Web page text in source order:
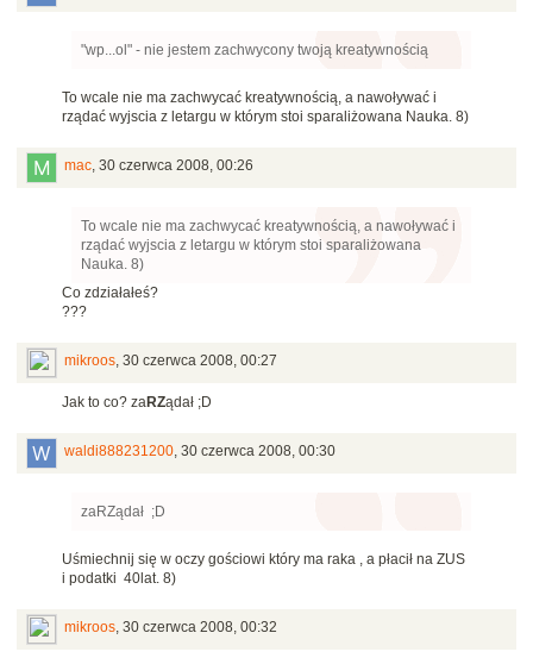
"wp...ol" - nie jestem zachwycony twoją kreatywnością
To wcale nie ma zachwycać kreatywnością, a nawoływać i
rządać wyjscia z letargu w którym stoi sparaliżowana Nauka. 8)
mac, 30 czerwca 2008, 00:26
To wcale nie ma zachwycać kreatywnością, a nawoływać i
rządać wyjscia z letargu w którym stoi sparaliżowana
Nauka. 8)
Co zdziałałeś?
???
mikroos, 30 czerwca 2008, 00:27
Jak to co? zaRZądał ;D
waldi888231200, 30 czerwca 2008, 00:30
zaRZądał ;D
Uśmiechnij się w oczy gościowi który ma raka , a płacił na ZUS
i podatki 40lat. 8)
mikroos, 30 czerwca 2008, 00:32